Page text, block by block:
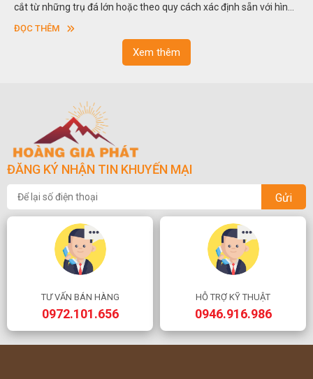
trụ đá lớn hoặc theo quy cách xác định sẵn với hình
hình chữ nhật và có độ dày khác nhau.
trong các
Xem thêm
ĐĂNG KÝ NHẬN TIN KHUYẾN MẠI
Gửi
TƯ VẤN BÁN HÀNG
0972.101.656
HỖ TRỢ KỸ THUẬT
0946.916.986